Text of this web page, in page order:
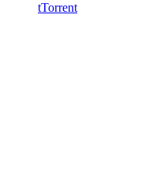
tTorrent